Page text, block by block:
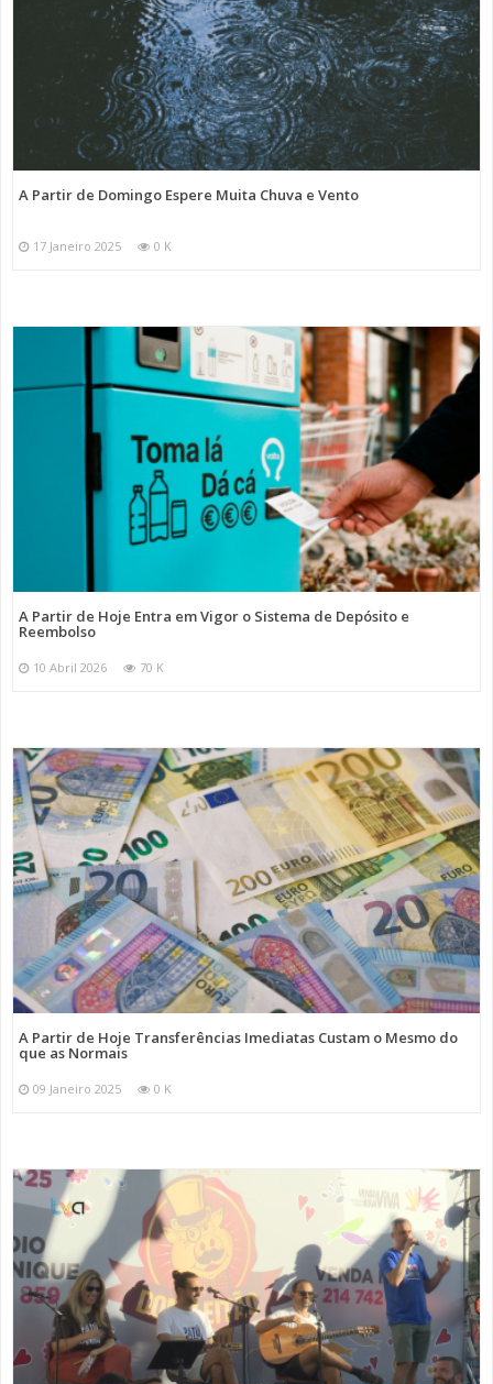
A Partir de Domingo Espere Muita Chuva e Vento
17 Janeiro 2025 0 K
A Partir de Hoje Entra em Vigor o Sistema de Depósito e
Reembolso
10 Abril 2026 70 K
A Partir de Hoje Transferências Imediatas Custam o Mesmo do
que as Normais
09 Janeiro 2025 0 K